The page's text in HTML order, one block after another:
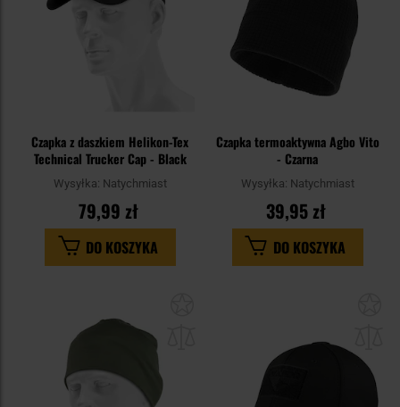
Czapka z daszkiem Helikon-Tex
Technical Trucker Cap - Black
Wysyłka: Natychmiast
79,99 zł
DO KOSZYKA
Czapka termoaktywna Agbo Vito
- Czarna
Wysyłka: Natychmiast
39,95 zł
DO KOSZYKA